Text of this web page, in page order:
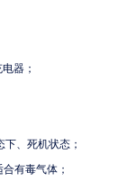
器；
、死机状态；
有毒气体；